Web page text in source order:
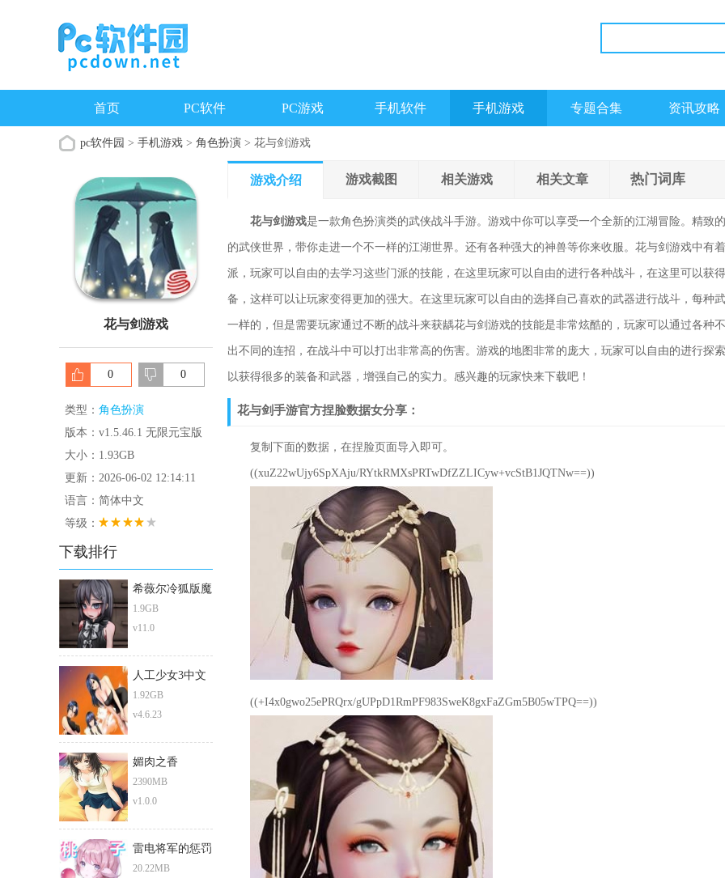
首页 PC软件 PC游戏 手机软件 手机游戏 专题合集 资讯攻略
pc软件园 > 手机游戏 > 角色扮演 > 花与剑游戏
花与剑游戏
0 0
类型： 角色扮演
版本：v1.5.46.1 无限元宝版
大小：1.93GB
更新：2026-06-02 12:14:11
语言：简体中文
等级：
下载排行
希薇尔冷狐版魔
改直装版1.9g
1.9GB
v11.0
人工少女3中文
版
1.92GB
v4.6.23
媚肉之香
2390MB
v1.0.0
雷电将军的惩罚
20.22MB
游戏介绍 游戏截图 相关游戏 相关文章 热门词库
花与剑游戏是一款角色扮演类的武侠战斗手游。游戏中你可以享受一个全新的江湖冒险。精致
的武侠世界，带你走进一个不一样的江湖世界。还有各种强大的神兽等你来收服。花与剑游戏中有
派，玩家可以自由的去学习这些门派的技能，在这里玩家可以自由的进行各种战斗，在这里可以获
备，这样可以让玩家变得更加的强大。在这里玩家可以自由的选择自己喜欢的武器进行战斗，每种
一样的，但是需要玩家通过不断的战斗来获龋花与剑游戏的技能是非常炫酷的，玩家可以通过各种
出不同的连招，在战斗中可以打出非常高的伤害。游戏的地图非常的庞大，玩家可以自由的进行探
以获得很多的装备和武器，增强自己的实力。感兴趣的玩家快来下载吧！
花与剑手游官方捏脸数据女分享：
复制下面的数据，在捏脸页面导入即可。
((xuZ22wUjy6SpXAju/RYtkRMXsPRTwDfZZLICyw+vcStB1JQTNw==))
((+I4x0gwo25ePRQrx/gUPpD1RmPF983SweK8gxFaZGm5B05wTPQ==))